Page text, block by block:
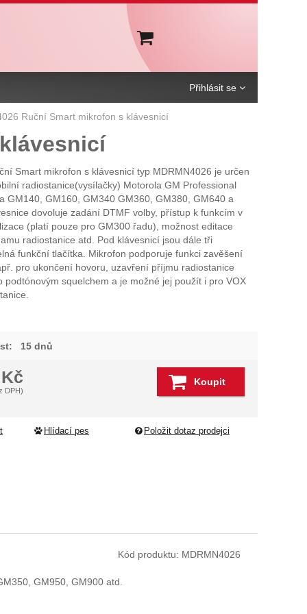
Ruční Smart mikrofon s klávesnicí
Smart mikrofon s klávesnicí typ MDRMN4026 je určen
radiostanice(vysílačky) Motorola GM Professional
GM140, GM160, GM340 GM360, GM380, GM640 a
dovoluje zadání DTMF volby, přístup k funkcím v
(platí pouze pro GM300 řadu), možnost editace
radiostanice atd. Pod klávesnicí jsou dále tři
funkční tlačítka. Mikrofon podporuje funkci zavěšení
pro ukončení hovoru, uzavření příjmu radiostanice
podtónovým squelchem a je možné jej použít i pro VOX
15 dnů
Kč
DPH)
Koupit
Hlídací pes Položit dotaz prodejci
Kód produktu: MDRMN4026
GM950, GM900 atd.
Přihlásit se